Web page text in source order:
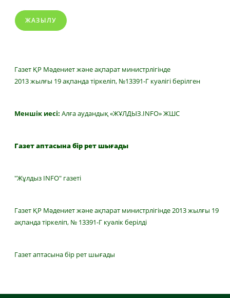
ЖАЗЫЛУ
Газет ҚР Мәдениет және ақпарат министрлігінде
2013 жылғы 19 ақпанда тіркеліп, №13391-Г куәлігі берілген
Меншік иесі: Алға аудандық «ЖҰЛДЫЗ.INFO» ЖШС
Газет аптасына бір рет шығады
"Жұлдыз INFO" газеті
Газет ҚР Мәдениет және ақпарат министрлігінде 2013 жылғы 19
ақпанда тіркеліп, № 13391-Г куәлік берілді
Газет аптасына бір рет шығады